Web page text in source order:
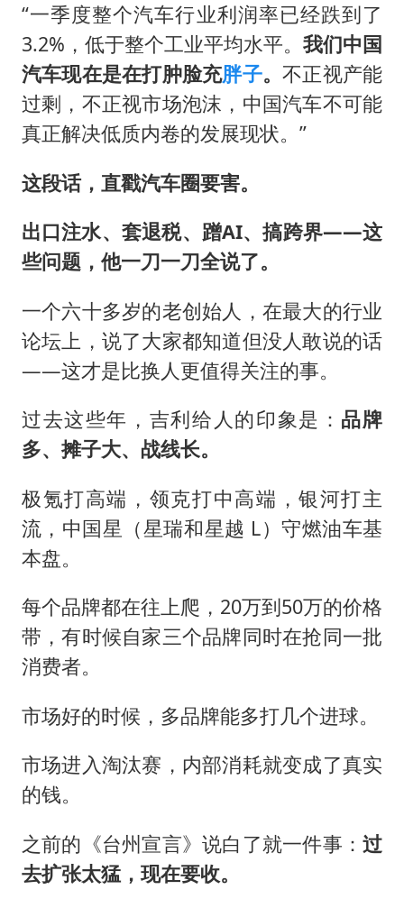
“一季度整个汽车行业利润率已经跌到了
3.2%，低于整个工业平均水平。我们中国
汽车现在是在打肿脸充胖子。不正视产能
过剩，不正视市场泡沫，中国汽车不可能
真正解决低质内卷的发展现状。”
这段话，直戳汽车圈要害。
出口注水、套退税、蹭AI、搞跨界——这
些问题，他一刀一刀全说了。
一个六十多岁的老创始人，在最大的行业
论坛上，说了大家都知道但没人敢说的话
——这才是比换人更值得关注的事。
过去这些年，吉利给人的印象是： 品牌
多、摊子大、战线长。
极氪打高端，领克打中高端，银河打主
流，中国星（星瑞和星越 L）守燃油车基
本盘。
每个品牌都在往上爬，20万到50万的价格
带，有时候自家三个品牌同时在抢同一批
消费者。
市场好的时候，多品牌能多打几个进球。
市场进入淘汰赛，内部消耗就变成了真实
的钱。
之前的《台州宣言》说白了就一件事：过
去扩张太猛，现在要收。